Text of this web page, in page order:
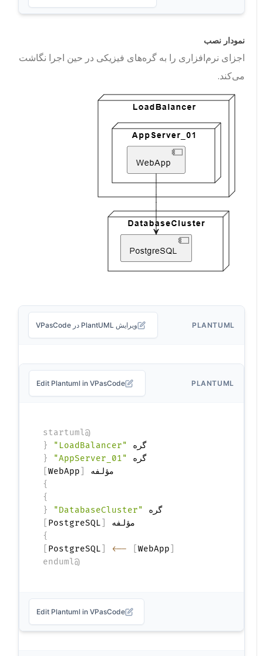
نمودار نصب
اجزای نرم‌افزاری را به گره‌های فیزیکی در حین اجرا نگاشت
می‌کند.
PLANTUML ویرایش PlantUML در VPasCode
PLANTUML
Edit Plantuml in VPasCode
گره "LoadBalancer"
{
  گره
"AppServer_01"
{
    مؤلفه
[
WebApp
]
گره "DatabaseCluster"
{
  مؤلفه
[
PostgreSQL
]
WebApp
]
-->
[
PostgreSQL
]
Edit Plantuml in VPasCode